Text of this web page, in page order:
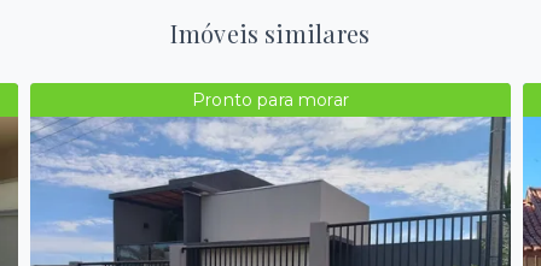
Imóveis similares
Pronto para morar